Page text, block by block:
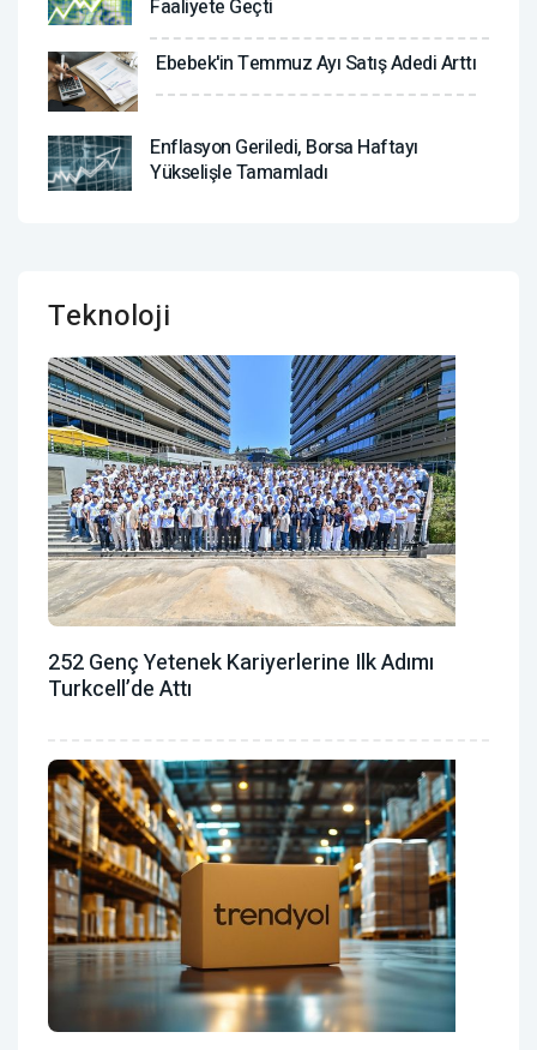
Faaliyete Geçti
Ebebek'in Temmuz Ayı Satış Adedi Arttı
Enflasyon Geriledi, Borsa Haftayı
Yükselişle Tamamladı
Teknoloji
252 Genç Yetenek Kariyerlerine Ilk Adımı
Turkcell’de Attı